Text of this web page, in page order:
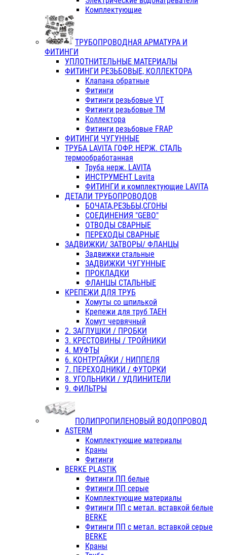
Комплектующие
ТРУБОПРОВОДНАЯ АРМАТУРА И
ФИТИНГИ
УПЛОТНИТЕЛЬНЫЕ МАТЕРИАЛЫ
ФИТИНГИ РЕЗЬБОВЫЕ, КОЛЛЕКТОРА
Клапана обратные
Фитинги
Фитинги резьбовые VT
Фитинги резьбовые ТМ
Коллектора
Фитинги резьбовые FRAP
ФИТИНГИ ЧУГУННЫЕ
ТРУБА LAVITA ГОФР. НЕРЖ. СТАЛЬ
термообработанная
Труба нерж. LAVITA
ИНСТРУМЕНТ Lavita
ФИТИНГИ и комплектующие LAVITA
ДЕТАЛИ ТРУБОПРОВОДОВ
БОЧАТА,РЕЗЬБЫ,СГОНЫ
СОЕДИНЕНИЯ "GEBO"
ОТВОДЫ СВАРНЫЕ
ПЕРЕХОДЫ СВАРНЫЕ
ЗАДВИЖКИ/ ЗАТВОРЫ/ ФЛАНЦЫ
Задвижки стальные
ЗАДВИЖКИ ЧУГУННЫЕ
ПРОКЛАДКИ
ФЛАНЦЫ СТАЛЬНЫЕ
КРЕПЕЖИ ДЛЯ ТРУБ
Хомуты со шпилькой
Крепежи для труб ТАЕН
Хомут червячный
2. ЗАГЛУШКИ / ПРОБКИ
3. КРЕСТОВИНЫ / ТРОЙНИКИ
4. МУФТЫ
6. КОНТРГАЙКИ / НИППЕЛЯ
7. ПЕРЕХОДНИКИ / ФУТОРКИ
8. УГОЛЬНИКИ / УДЛИНИТЕЛИ
9. ФИЛЬТРЫ
ПОЛИПРОПИЛЕНОВЫЙ ВОДОПРОВОД
ASTERM
Комплектующие материалы
Краны
Фитинги
BERKE PLASTIK
Фитинги ПП белые
Фитинги ПП серые
Комплектующие материалы
Фитинги ПП с метал. вставкой белые
BERKE
Фитинги ПП с метал. вставкой серые
BERKE
Краны